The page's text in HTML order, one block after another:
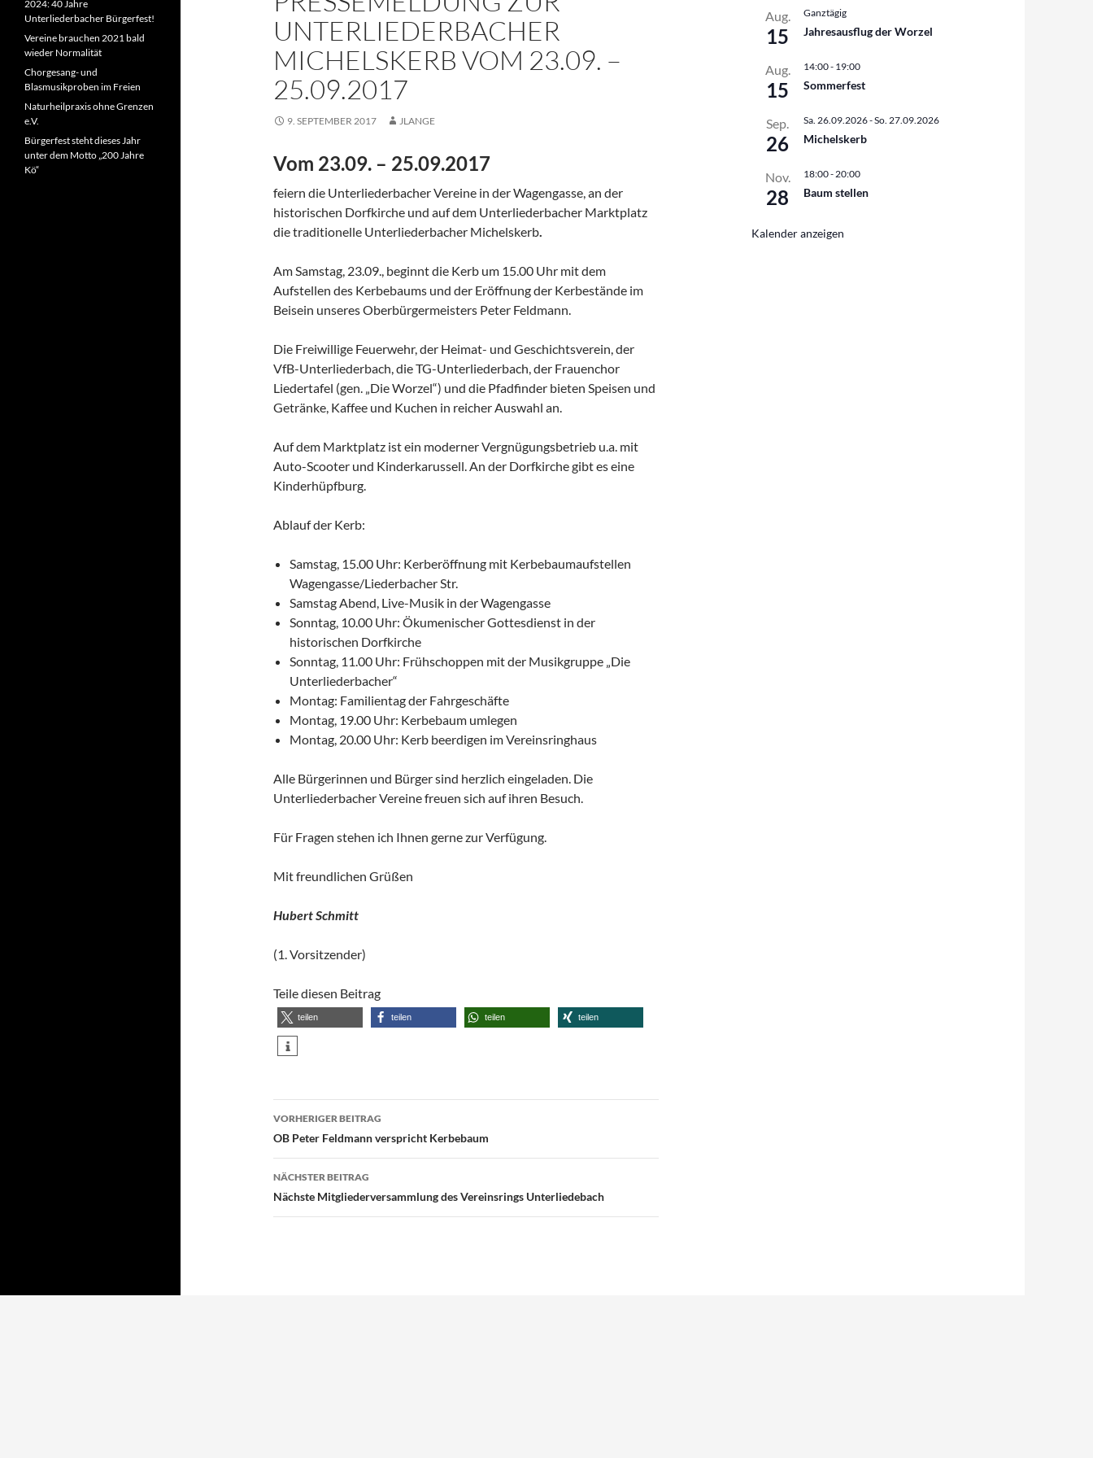
UNTERLIEDERBACHER
MICHELSKERB VOM 23.09. –
25.09.2017
9. SEPTEMBER 2017 JLANGE
Vom 23.09. – 25.09.2017
feiern die Unterliederbacher Vereine in der Wagengasse, an der
historischen Dorfkirche und auf dem Unterliederbacher Marktplatz
die traditionelle Unterliederbacher Michelskerb.
Am Samstag, 23.09., beginnt die Kerb um 15.00 Uhr mit dem
Aufstellen des Kerbebaums und der Eröffnung der Kerbestände im
Beisein unseres Oberbürgermeisters Peter Feldmann.
Die Freiwillige Feuerwehr, der Heimat- und Geschichtsverein, der
VfB-Unterliederbach, die TG-Unterliederbach, der Frauenchor
Liedertafel (gen. „Die Worzel“) und die Pfadfinder bieten Speisen und
Getränke, Kaffee und Kuchen in reicher Auswahl an.
Auf dem Marktplatz ist ein moderner Vergnügungsbetrieb u.a. mit
Auto-Scooter und Kinderkarussell. An der Dorfkirche gibt es eine
Kinderhüpfburg.
Ablauf der Kerb:
Samstag, 15.00 Uhr: Kerberöffnung mit Kerbebaumaufstellen
Wagengasse/Liederbacher Str.
Samstag Abend, Live-Musik in der Wagengasse
Sonntag, 10.00 Uhr: Ökumenischer Gottesdienst in der
historischen Dorfkirche
Sonntag, 11.00 Uhr: Frühschoppen mit der Musikgruppe „Die
Unterliederbacher“
Montag: Familientag der Fahrgeschäfte
Montag, 19.00 Uhr: Kerbebaum umlegen
Montag, 20.00 Uhr: Kerb beerdigen im Vereinsringhaus
Alle Bürgerinnen und Bürger sind herzlich eingeladen. Die
Unterliederbacher Vereine freuen sich auf ihren Besuch.
Für Fragen stehen ich Ihnen gerne zur Verfügung.
Mit freundlichen Grüßen
Hubert Schmitt
(1. Vorsitzender)
Teile diesen Beitrag
teilen teilen teilen teilen
Beitragsnavigation
VORHERIGER BEITRAG
OB Peter Feldmann verspricht Kerbebaum
NÄCHSTER BEITRAG
Nächste Mitgliederversammlung des Vereinsrings Unterliedebach
Aug.
15
Ganztägig
Jahresausflug der Worzel
Aug.
15
14:00- 19:00
Sommerfest
Sep.
26
Sa. 26.09.2026-So. 27.09.2026
Michelskerb
Nov.
28
18:00-20:00
Baum stellen
Kalender anzeigen
2024: 40 Jahre
Unterliederbacher Bürgerfest!
Vereine brauchen 2021 bald
wieder Normalität
Chorgesang- und
Blasmusikproben im Freien
Naturheilpraxis ohne Grenzen
e.V.
Bürgerfest steht dieses Jahr
unter dem Motto „200 Jahre
Kö“